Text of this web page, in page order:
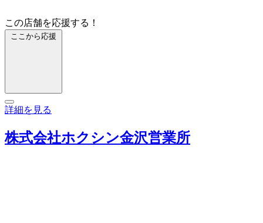
この店舗を応援する！
ここから応援
詳細を見る
株式会社ホクシン金沢営業所